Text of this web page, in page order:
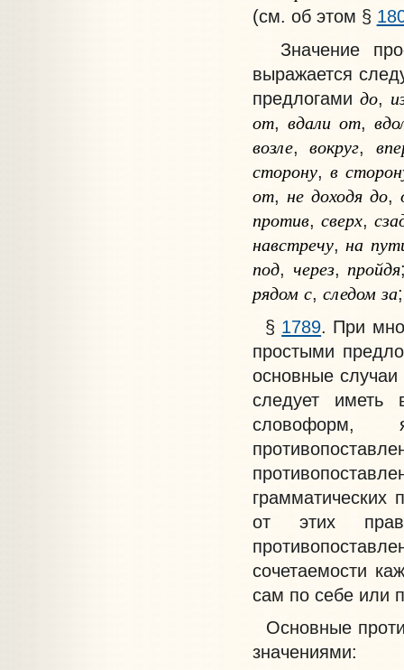
(см. об этом §
Значение
выражается
предлогами до,
от, вдали от,
возле,вокруг,
сторону, в
от, не доходя до,
против,сверх,
навстречу, на
под, через, пройдя
рядом с, следом за
§ 1789 . При
простыми
основные
следует иметь
словоформ,
грамматических
от этих
сочетаемости
сам по себе или
Основные
значениями: